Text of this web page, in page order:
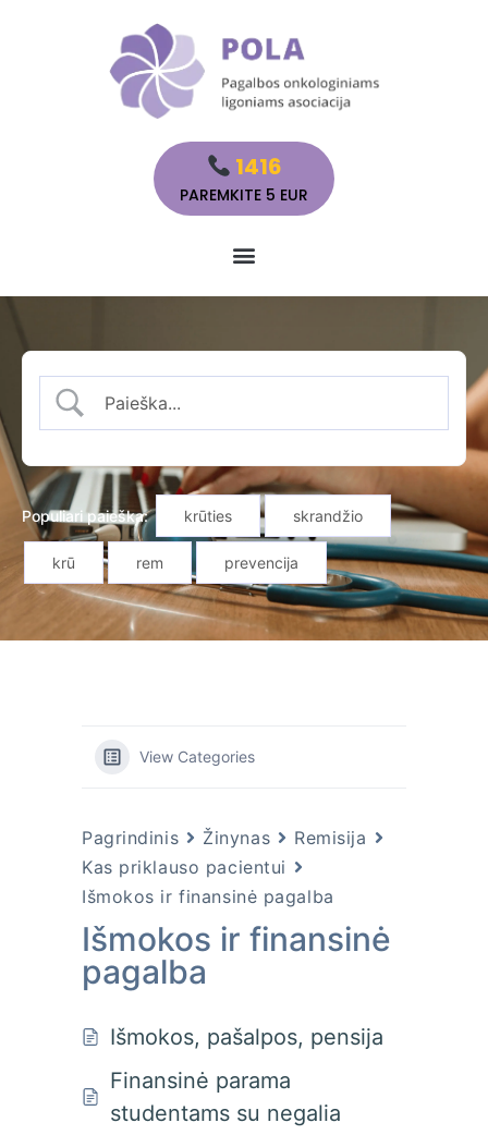
1416
PAREMKITE 5 EUR
Populiari paieška: krūties skrandžio
krū rem prevencija
View Categories
Pagrindinis Žinynas
Remisija
Kas priklauso pacientui
Išmokos ir finansinė pagalba
Išmokos ir finansinė
pagalba
Išmokos, pašalpos, pensija
Finansinė parama
studentams su negalia